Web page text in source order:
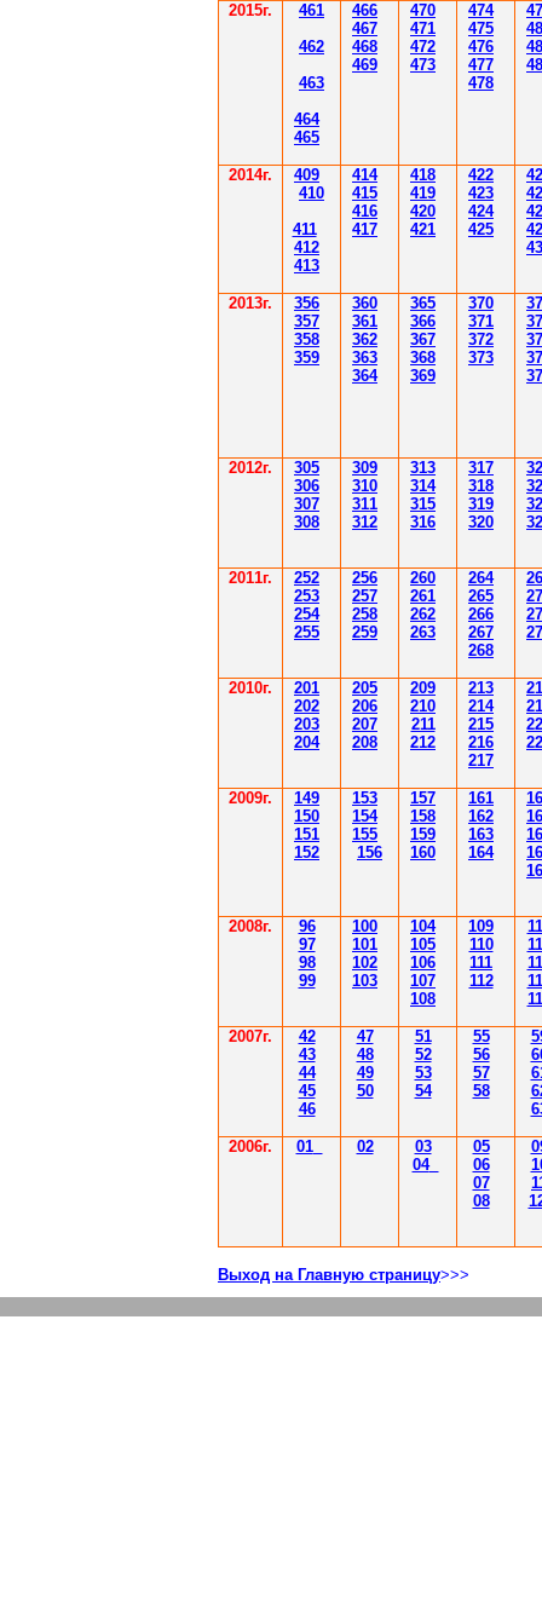
2015г. 461
462
463
464
465
466
467
468
469
470
471
472
473
474
475
476
477
478
2014г. 409
410
411
412
413
414
415
416
417
418
419
420
421
422
423
424
425
2013г.
356
357
358
359
360
361
362
363
364
365
366
367
368
369
370
371
372
373
37
37
37
2012г. 305
306
307
308
309
310
311
312
313
314
315
316
317
318
319
320
3
3
3
3
2011г.
252
253
254
255
256
257
258
259
260
261
262
263
264
265
266
267
268
26
2
2
2
2010г.
201
202
203
204
205
206
207
208
209
210
211
212
213
214
215
216
217
2009г.
149
150
151
152
153
154
155
156
157
158
159
160
161
162
163
164
2008г.
96
97
98
99
100
101
102
103
104
105
106
107
108
109
110
111
112
2007г.
42
43
44
45
46
47
48
49
50
51
52
53
54
55
56
57
58
2006г. 01 02
03
04
05
06
07
08
Выход на Главную страницу>>>